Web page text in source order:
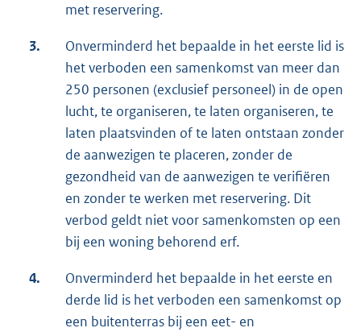
met reservering.
3.
Onverminderd het bepaalde in het eerste lid is
het verboden een samenkomst van meer dan
250 personen (exclusief personeel) in de open
lucht, te organiseren, te laten organiseren, te
laten plaatsvinden of te laten ontstaan zonder
de aanwezigen te placeren, zonder de
gezondheid van de aanwezigen te verifiëren
en zonder te werken met reservering. Dit
verbod geldt niet voor samenkomsten op een
bij een woning behorend erf.
4.
Onverminderd het bepaalde in het eerste en
derde lid is het verboden een samenkomst op
een buitenterras bij een eet- en